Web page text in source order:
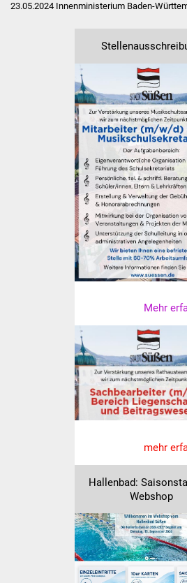
23.05.2024 Innenministerium Baden-
Mehr
mehr
Hallenbad:
Webshop